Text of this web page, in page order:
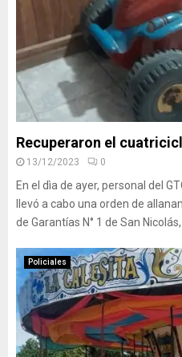
Recuperaron el
13/12/2023 0
En el dìa de ayer, personal del
llevó a cabo una orden de
de Garantías N° 1 de San
Policiales